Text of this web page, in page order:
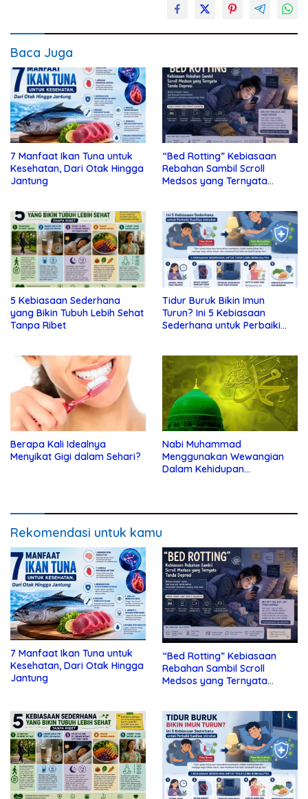
Baca Juga
7 Manfaat Ikan Tuna untuk
Kesehatan, Dari Otak Hingga
Jantung
“Bed Rotting” Kebiasaan
Rebahan Sambil Scroll
Medsos yang Ternyata
5 Kebiasaan Sederhana
yang Bikin Tubuh Lebih Sehat
Tanpa Ribet
Tidur Buruk Bikin Imun
Turun? Ini 5 Kebiasaan
Sederhana untuk Perbaiki
Berapa Kali Idealnya
Menyikat Gigi dalam Sehari?
Nabi Muhammad
Menggunakan Wewangian
Dalam Kehidupan
Rekomendasi untuk kamu
7 Manfaat Ikan Tuna untuk
Kesehatan, Dari Otak Hingga
Jantung
“Bed Rotting” Kebiasaan
Rebahan Sambil Scroll
Medsos yang Ternyata